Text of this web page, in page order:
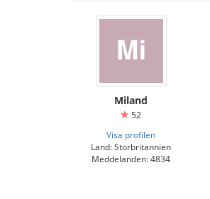
Miland
52
Visa profilen
Land: Storbritannien
Meddelanden: 4834